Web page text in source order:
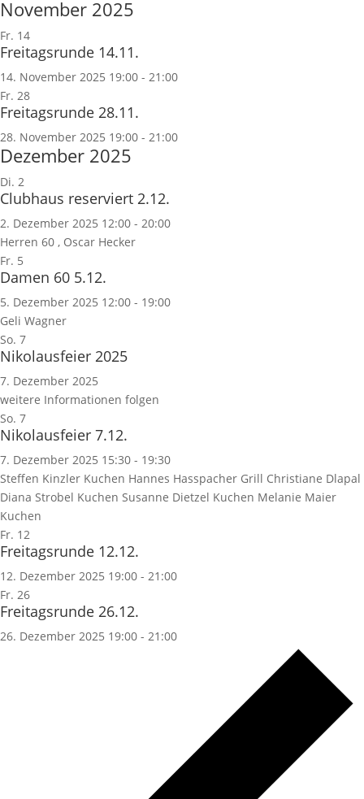
November 2025
Fr. 14
Freitagsrunde 14.11.
14. November 2025 19:00 - 21:00
Fr. 28
Freitagsrunde 28.11.
28. November 2025 19:00 - 21:00
Dezember 2025
Di. 2
Clubhaus reserviert 2.12.
2. Dezember 2025 12:00 - 20:00
Herren 60 , Oscar Hecker
Fr. 5
Damen 60 5.12.
5. Dezember 2025 12:00 - 19:00
Geli Wagner
So. 7
Nikolausfeier 2025
7. Dezember 2025
weitere Informationen folgen
So. 7
Nikolausfeier 7.12.
7. Dezember 2025 15:30 - 19:30
Steffen Kinzler Kuchen Hannes Hasspacher Grill Christiane Dlapal
Diana Strobel Kuchen Susanne Dietzel Kuchen Melanie Maier
Kuchen
Fr. 12
Freitagsrunde 12.12.
12. Dezember 2025 19:00 - 21:00
Fr. 26
Freitagsrunde 26.12.
26. Dezember 2025 19:00 - 21:00